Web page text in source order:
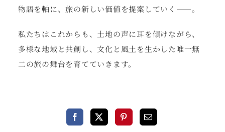
物語を軸に、旅の新しい価値を提案していく――。
私たちはこれからも、土地の声に耳を傾けながら、
多様な地域と共創し、文化と風土を生かした唯一無
二の旅の舞台を育てていきます。